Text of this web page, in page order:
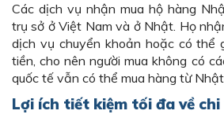
Các dịch vụ nhận mua hộ hàng
trụ sở ở Việt Nam và ở Nhật. Họ
dịch vụ chuyển khoản hoặc có thể
tiền, cho nên người mua không có
quốc tế vẫn có thể mua hàng từ
Lợi ích tiết kiệm tối đa về chi